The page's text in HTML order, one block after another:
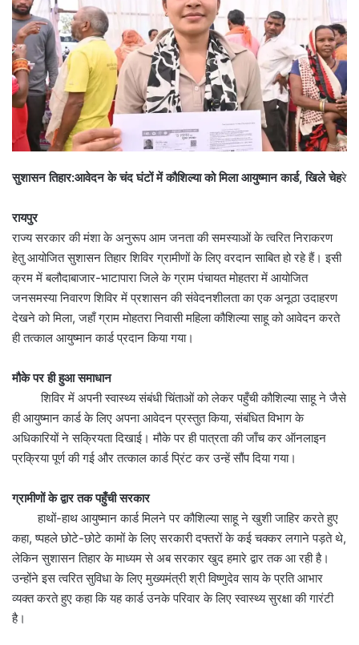
सुशासन तिहार:आवेदन के चंद घंटों में कौशिल्या को मिला आयुष्मान कार्ड, खिले चेहरे
रायपुर
राज्य सरकार की मंशा के अनुरूप आम जनता की समस्याओं के त्वरित निराकरण
हेतु आयोजित सुशासन तिहार शिविर ग्रामीणों के लिए वरदान साबित हो रहे हैं। इसी
क्रम में बलौदाबाजार-भाटापारा जिले के ग्राम पंचायत मोहतरा में आयोजित
जनसमस्या निवारण शिविर में प्रशासन की संवेदनशीलता का एक अनूठा उदाहरण
देखने को मिला, जहाँ ग्राम मोहतरा निवासी महिला कौशिल्या साहू को आवेदन करते
ही तत्काल आयुष्मान कार्ड प्रदान किया गया।
मौके पर ही हुआ समाधान
शिविर में अपनी स्वास्थ्य संबंधी चिंताओं को लेकर पहुँची कौशिल्या साहू ने जैसे
ही आयुष्मान कार्ड के लिए अपना आवेदन प्रस्तुत किया, संबंधित विभाग के
अधिकारियों ने सक्रियता दिखाई। मौके पर ही पात्रता की जाँच कर ऑनलाइन
प्रक्रिया पूर्ण की गई और तत्काल कार्ड प्रिंट कर उन्हें सौंप दिया गया।
ग्रामीणों के द्वार तक पहुँची सरकार
हाथों-हाथ आयुष्मान कार्ड मिलने पर कौशिल्या साहू ने खुशी जाहिर करते हुए
कहा, ष्पहले छोटे-छोटे कामों के लिए सरकारी दफ्तरों के कई चक्कर लगाने पड़ते थे,
लेकिन सुशासन तिहार के माध्यम से अब सरकार खुद हमारे द्वार तक आ रही है।
उन्होंने इस त्वरित सुविधा के लिए मुख्यमंत्री श्री विष्णुदेव साय के प्रति आभार
व्यक्त करते हुए कहा कि यह कार्ड उनके परिवार के लिए स्वास्थ्य सुरक्षा की गारंटी
है।